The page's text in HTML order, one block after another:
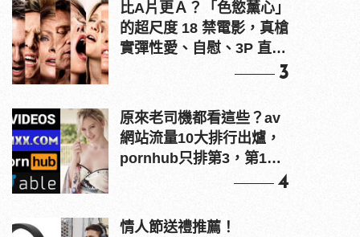
比A片更Ａ？「色慾薰心」
的超尺度 18 禁電影，真槍
實彈性愛、自慰、3P 直接
3
原來老司機都看這些？av
網站流量10大排行出爐，
pornhub只排第3，第1名
4
情人節送禮推薦！